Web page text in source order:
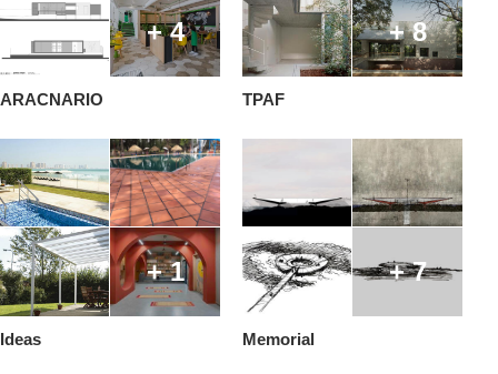
+ 4
ARACNARIO
+ 8
TPAF
+ 1
Ideas
+ 7
Memorial